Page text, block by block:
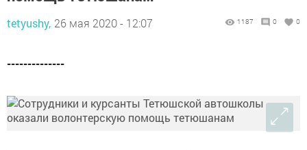
tetyushy, 26 мая 2020 - 12:07 1187 0 0
--------------